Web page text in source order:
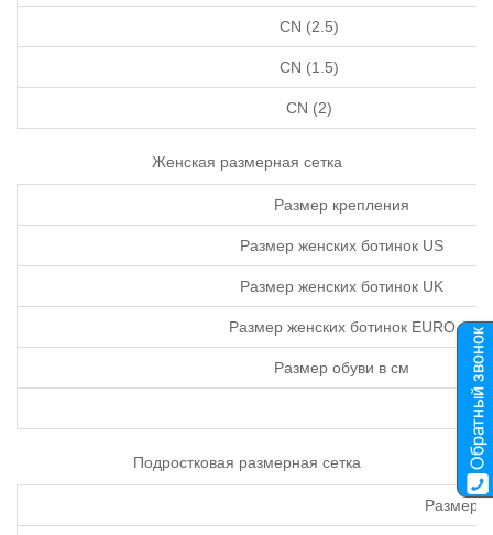
CN (2.5)
CN (1.5)
CN (2)
Женская размерная сетка
Размер крепления
Размер женских ботинок US
Размер женских ботинок UK
Размер женских ботинок EURO
Размер обуви в см
Подростковая размерная сетка
Размер